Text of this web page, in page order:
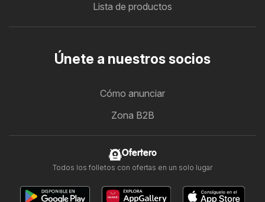
Lista de productos
Únete a nuestros socios
Cómo anunciar
Zona B2B
Ofertero
Todos los folletos con ofertas en un solo lugar